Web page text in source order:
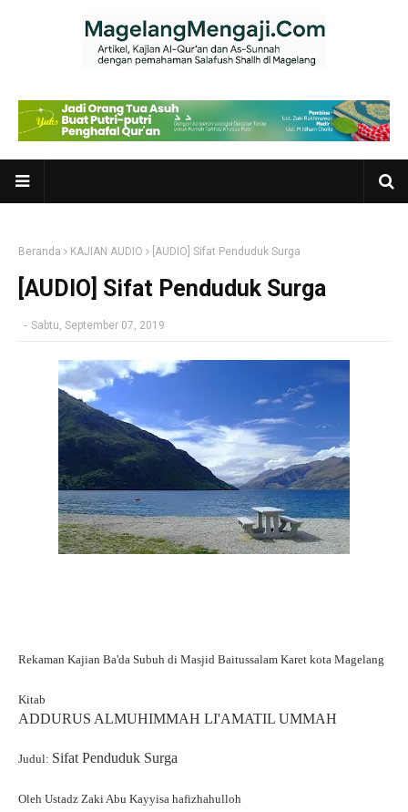
Beranda KAJIAN AUDIO [AUDIO] Sifat Penduduk Surga
[AUDIO] Sifat Penduduk Surga
- Sabtu, September 07, 2019
Rekaman Kajian Ba'da Subuh di Masjid Baitussalam Karet kota Magelang
Kitab
ADDURUS ALMUHIMMAH LI'AMATIL UMMAH
Judul: Sifat Penduduk Surga
Oleh Ustadz Zaki Abu Kayyisa hafizhahulloh